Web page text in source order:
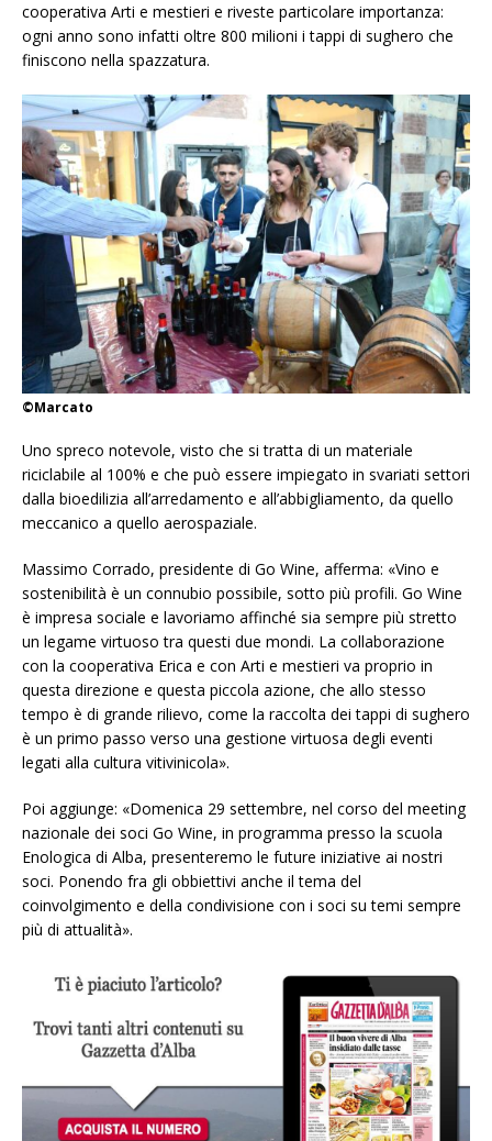
cooperativa Arti e mestieri e riveste particolare importanza:
ogni anno sono infatti oltre 800 milioni i tappi di sughero che
finiscono nella spazzatura.
©Marcato
Uno spreco notevole, visto che si tratta di un materiale
riciclabile al 100% e che può essere impiegato in svariati settori
dalla bioedilizia all’arredamento e all’abbigliamento, da quello
meccanico a quello aerospaziale.
Massimo Corrado, presidente di Go Wine, afferma: «Vino e
sostenibilità è un connubio possibile, sotto più profili. Go Wine
è impresa sociale e lavoriamo affinché sia sempre più stretto
un legame virtuoso tra questi due mondi. La collaborazione
con la cooperativa Erica e con Arti e mestieri va proprio in
questa direzione e questa piccola azione, che allo stesso
tempo è di grande rilievo, come la raccolta dei tappi di sughero
è un primo passo verso una gestione virtuosa degli eventi
legati alla cultura vitivinicola».
Poi aggiunge: «Domenica 29 settembre, nel corso del meeting
nazionale dei soci Go Wine, in programma presso la scuola
Enologica di Alba, presenteremo le future iniziative ai nostri
soci. Ponendo fra gli obbiettivi anche il tema del
coinvolgimento e della condivisione con i soci su temi sempre
più di attualità».